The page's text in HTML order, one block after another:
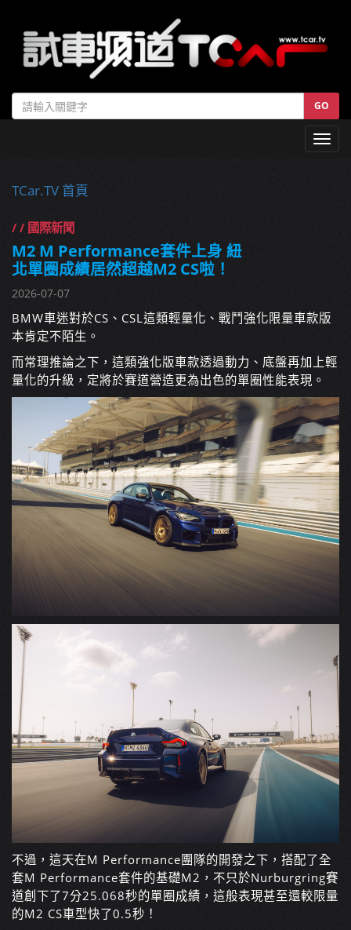
GO
TCar.TV 首頁
/ / 國際新聞
M2 M Performance套件上身 紐
北單圈成績居然超越M2 CS啦！
2026-07-07
BMW車迷對於CS、CSL這類輕量化、戰鬥強化限量車款版
本肯定不陌生。
而常理推論之下，這類強化版車款透過動力、底盤再加上輕
量化的升級，定將於賽道營造更為出色的單圈性能表現。
不過，這天在M Performance團隊的開發之下，搭配了全
套M Performance套件的基礎M2，不只於Nurburgring賽
道創下了7分25.068秒的單圈成績，這般表現甚至還較限量
的M2 CS車型快了0.5秒！